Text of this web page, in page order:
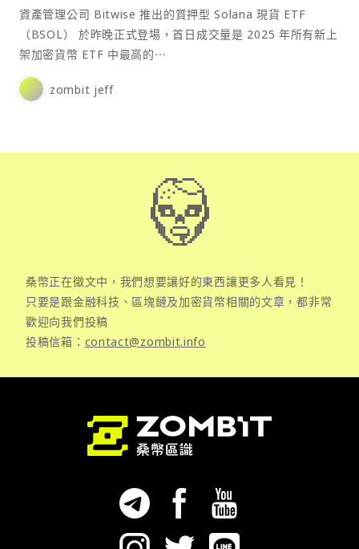
資產管理公司 Bitwise 推出的質押型 Solana 現貨 ETF
（BSOL） 於昨晚正式登場，首日成交量是 2025 年所有新上
架加密貨幣 ETF 中最高的⋯
zombit jeff
桑幣正在徵文中，我們想要讓好的東西讓更多人看見！
只要是跟金融科技、區塊鏈及加密貨幣相關的文章，都非常
歡迎向我們投稿
投稿信箱： contact@zombit.info